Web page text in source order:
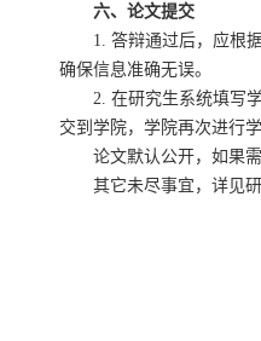
六、 论文提交
1. 答辩通过后，应根
确保信息准确无误。
2. 在研究生系统填写
交到学院，学院再次进行
论文默认公开，如果
其它未尽事宜，详见